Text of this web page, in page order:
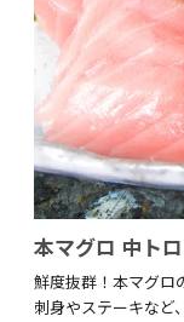
本マグロ 中ト
鮮度抜群！本マグロ
刺身やステーキなど